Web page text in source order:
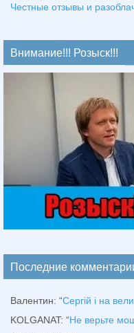
Честные отзывы и
Внимание!!! Розыск!!!
Последние
Валентин: “Сергій і на
KOLGANAT: “Не верьте